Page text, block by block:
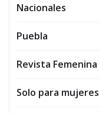
Nacionales
Puebla
Revista Femenina
Solo para mujeres